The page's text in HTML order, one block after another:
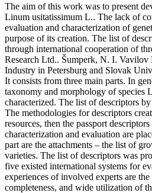
The aim of this work was to present
Linum usitatissimum L.. The lack of
evaluation and characterization of
purpose of its creation. The list of
through international cooperation of
Research Ltd.. Šumperk, N. I. Vavilov
Industry in Petersburg and Slovak
It consists from three main parts. In
taxonomy and morphology of species
characterized. The list of descriptors
The methodologies for descriptors
resources, then the passport
characterization and evaluation are
part are the attachments – the list of
varieties. The list of descriptors was
five existed international systems for
experiences of involved experts are
completeness, and wide utilization of